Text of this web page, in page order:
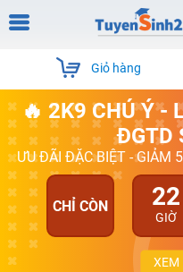
Giỏ hàng
🔥 2K9 CHÚ Ý -
ĐGTD
ƯU ĐÃI ĐẶC BIỆT - GIẢM
CHỈ CÒN 22
GIỜ
XEM